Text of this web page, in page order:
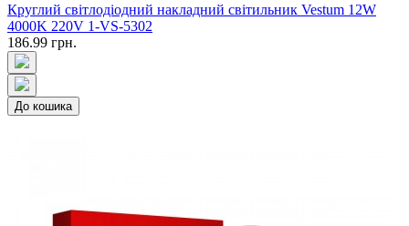
Круглий світлодіодний накладний світильник Vestum 12W
4000K 220V 1-VS-5302
186.99 грн.
До кошика